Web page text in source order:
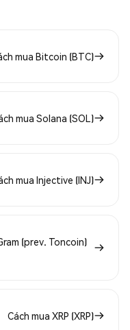
mua Bitcoin (BTC)
mua Solana (SOL)
mua Injective (INJ)
(prev. Toncoin)
Cách mua XRP (XRP)